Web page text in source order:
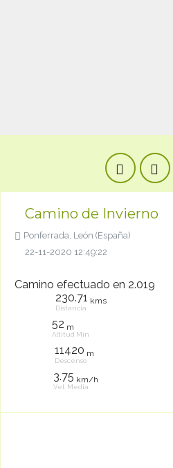
Camino de Invierno
Ponferrada, León (España)
22-11-2020 12:49:22
Camino efectuado en 2.019
230.71 kms
Distancia
52 m
Altitud Mín
11420 m
Descenso
3.75 km/h
Vel. Media